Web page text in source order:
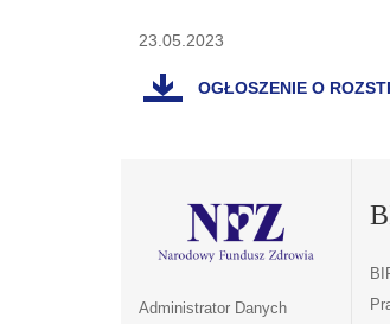
23.05.2023
OGŁOSZENIE O
Administrator Danych